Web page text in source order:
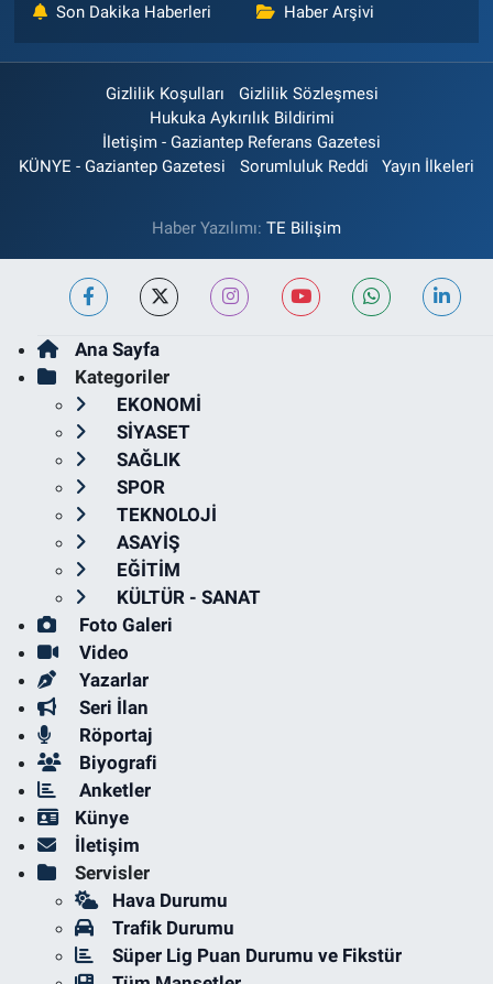
Son Dakika Haberleri Haber Arşivi
Gizlilik Koşulları
Gizlilik Sözleşmesi
Hukuka Aykırılık Bildirimi
İletişim - Gaziantep Referans Gazetesi
KÜNYE - Gaziantep Gazetesi
Sorumluluk Reddi Yayın İlkeleri
Haber Yazılımı: TE Bilişim
Ana Sayfa
Kategoriler
EKONOMİ
SİYASET
SAĞLIK
SPOR
TEKNOLOJİ
ASAYİŞ
EĞİTİM
KÜLTÜR - SANAT
Foto Galeri
Video
Yazarlar
Seri İlan
Röportaj
Biyografi
Anketler
Künye
İletişim
Servisler
Hava Durumu
Trafik Durumu
Süper Lig Puan Durumu ve Fikstür